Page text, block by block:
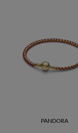
PANDORA